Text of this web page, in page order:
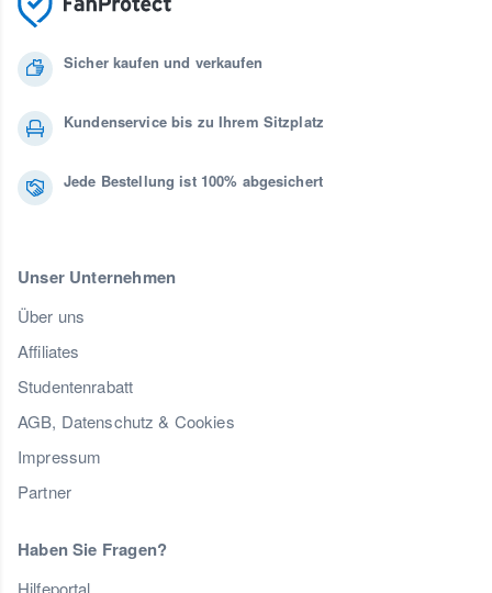
Sicher kaufen und verkaufen
Kundenservice bis zu Ihrem Sitzplatz
Jede Bestellung ist 100% abgesichert
Unser Unternehmen
Über uns
Affiliates
Studentenrabatt
AGB, Datenschutz & Cookies
Impressum
Partner
Haben Sie Fragen?
Hilfeportal